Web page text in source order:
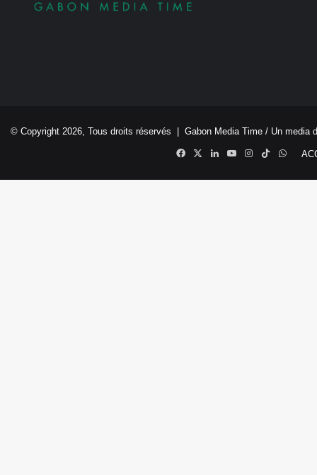
© Copyright 2026, Tous droits réservés | Gabon Media Time / Un media
Facebook
X LinkedinYouTubeInstagram
TikTok